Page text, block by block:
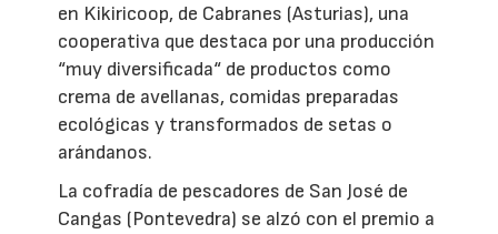
en Kikiricoop, de Cabranes (Asturias), una
cooperativa que destaca por una producción
“muy diversificada“ de productos como
crema de avellanas, comidas preparadas
ecológicas y transformados de setas o
arándanos.
La cofradía de pescadores de San José de
Cangas (Pontevedra) se alzó con el premio a